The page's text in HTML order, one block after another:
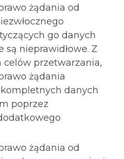
żądania od
go danych
są nieprawidłowe. Z
przetwarzania,
żądania
danych
poprzez
żądania od